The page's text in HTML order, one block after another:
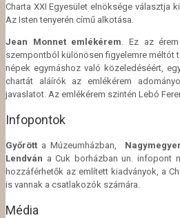
Charta XXI Egyesület elnöksége választja
Az Isten tenyerén című alkotása.
Jean Monnet emlékérem . Ez az
szempontból különösen figyelemre méltót
népek egymáshoz való közeledéséért,
chartát aláírók az emlékérem
javaslatot. Az emlékérem szintén Lebó
Infopontok
Győrött a Múzeumházban,
Lendván a Cuk borházban un. infopont
hozzáférhetők az említett kiadványok, a
is vannak a csatlakozók számára.
Média